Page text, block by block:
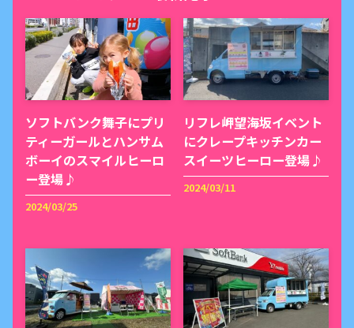
ソフトバンク舞子にプリ
ティーガールとハンサム
ボーイのスマイルヒーロ
ー登場♪
2024/03/25
リフレ岬望海坂イベント
にクレープキッチンカー
スイーツヒーロー登場♪
2024/03/11